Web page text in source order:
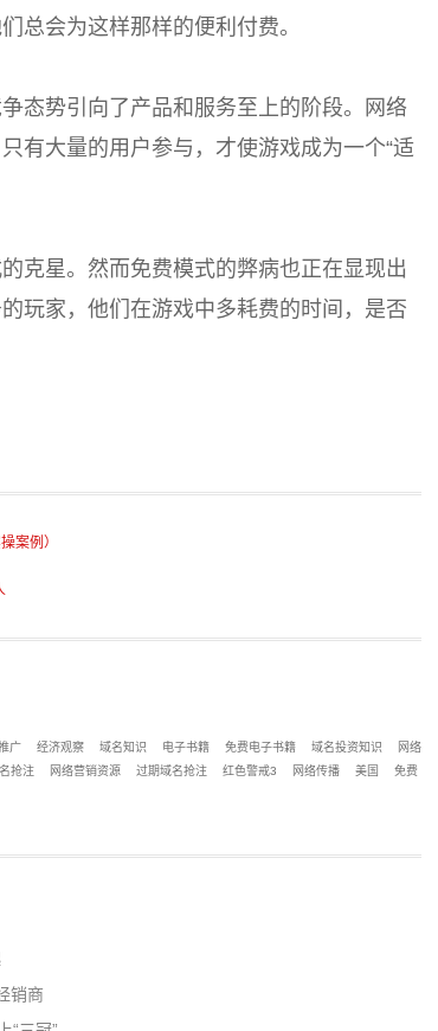
总会为这样那样的便利付费。
态势引向了产品和服务至上的阶段。网络
有大量的用户参与，才使游戏成为一个“适
克星。然而免费模式的弊病也正在显现出
玩家，他们在游戏中多耗费的时间，是否
案例）
广 经济观察 域名知识 电子书籍 免费电子书籍 域名投资知识
网络
抢注 网络营销资源 过期域名抢注 红色警戒3 网络传播 美国
免费
销商